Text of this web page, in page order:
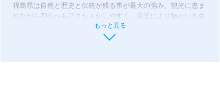
福島県は自然と歴史と伝統が残る事が最大の強み。観光に恵ま
れながら都心へもアクセスがしやすく、産業により賑わいを生
み出す活気に溢れるまちづくりに励んでいます。
産学官の連携により医学関連産業・エネルギー関連産業・ロボ
もっと見る